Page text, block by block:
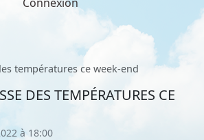
températures ce week-end
DES TEMPÉRATURES CE
à 18:00